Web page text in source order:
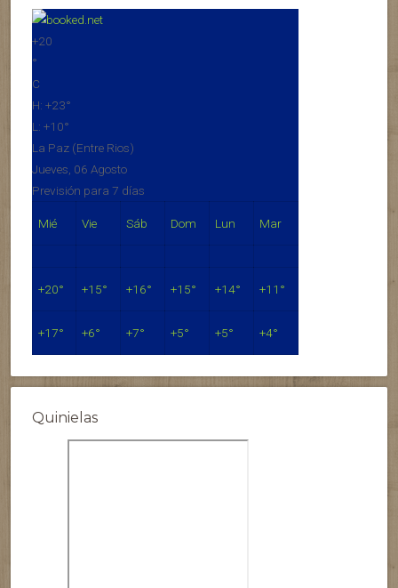
+20
°
C
H: +23°
L: +10°
La Paz (Entre Rios)
Jueves, 06 Agosto
Previsión para 7 días
Mié Vie Sáb Dom Lun Mar
+20° +15° +16° +15° +14° +11°
+17° +6° +7° +5° +5° +4°
Quinielas